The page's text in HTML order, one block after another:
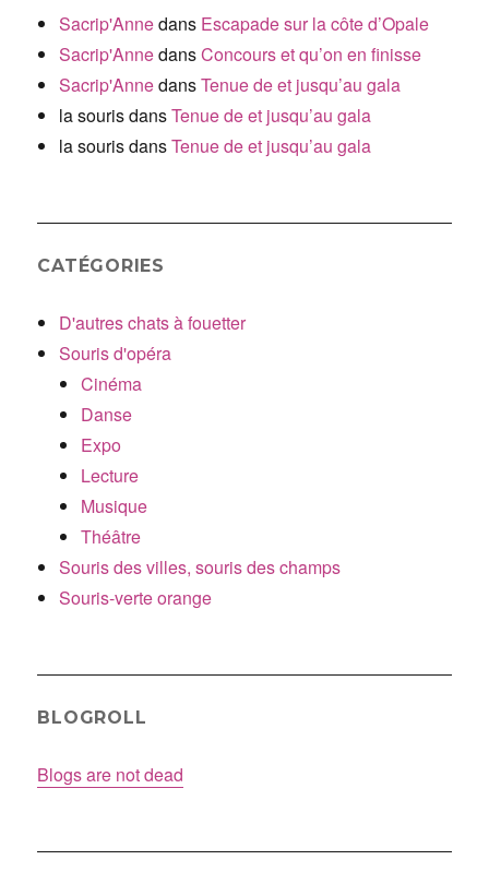
Sacrip'Annedans Escapade sur la côte d’Opale
Sacrip'AnnedansConcours et qu’on en finisse
Sacrip'AnnedansTenue de et jusqu’au gala
la sourisdansTenue de et jusqu’au gala
la sourisdansTenue de et jusqu’au gala
CATÉGORIES
D'autres chats à fouetter
Souris d'opéra
Cinéma
Danse
Expo
Lecture
Musique
Théâtre
Souris des villes, souris des champs
Souris-verte orange
BLOGROLL
Blogs are not dead